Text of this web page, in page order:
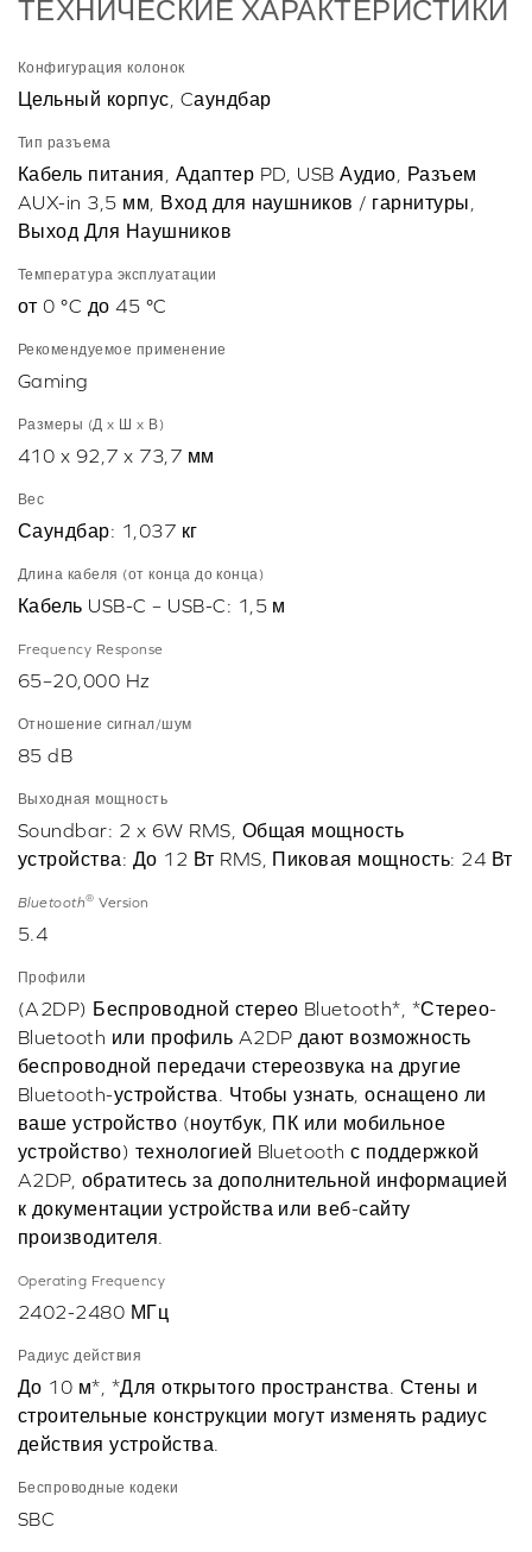
ТЕХНИЧЕСКИЕ ХАРАКТЕРИСТИКИ
Конфигурация колонок
Цельный корпус, Cаундбар
Тип разъема
Кабель питания, Адаптер PD, USB Аудио, Разъем
AUX-in 3,5 мм, Вход для наушников / гарнитуры,
Выход Для Наушников
Температура эксплуатации
от 0 °C до 45 °C
Рекомендуемое применение
Gaming
Размеры (Д x Ш x В)
410 x 92,7 x 73,7 мм
Вес
Саундбар: 1,037 кг
Длина кабеля (от конца до конца)
Кабель USB-C – USB-C: 1,5 м
Frequency Response
65–20,000 Hz
Отношение сигнал/шум
85 dB
Выходная мощность
Soundbar: 2 x 6W RMS, Общая мощность
устройства: До 12 Вт RMS, Пиковая мощность: 24 Вт
Bluetooth® Version
5.4
Профили
(A2DP) Беспроводной стерео Bluetooth*, *Стерео-
Bluetooth или профиль A2DP дают возможность
беспроводной передачи стереозвука на другие
Bluetooth-устройства. Чтобы узнать, оснащено ли
ваше устройство (ноутбук, ПК или мобильное
устройство) технологией Bluetooth с поддержкой
A2DP, обратитесь за дополнительной информацией
к документации устройства или веб-сайту
производителя.
Operating Frequency
2402-2480 МГц
Радиус действия
До 10 м*, *Для открытого пространства. Стены и
строительные конструкции могут изменять радиус
действия устройства.
Беспроводные кодеки
SBC